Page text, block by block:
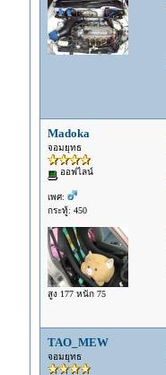
Madoka
จอมยุทธ
ออฟไลน์
เพศ:
กระทู้: 450
สูง 177 หนัก 75
TAO_MEW
จอมยุทธ